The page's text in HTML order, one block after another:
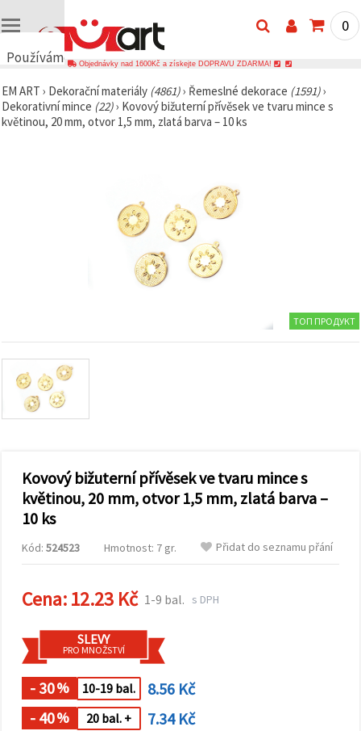
Používáme
🍪
Používáme
cookies a
zobrazovali
reklamu, a
pomocí
našich
marketing.
Můžete
souhlasit s
použitím
cookies
kliknutím
vše!" Nebo
můžete
preference v
Nastavení
výběrem
cookies a
kliknutím
na tlačítko
0
Objednávky nad 1600Kč a získejte DOPRAVU ZDARMA!
EM ART › Dekorační materiály (4861)› Řemeslné dekorace (1591)›
Dekorativní mince (22)› Kovový bižuterní přívěsek ve tvaru mince s
květinou, 20 mm, otvor 1,5 mm, zlatá barva – 10 ks
ТОП ПРОДУКТ
Kovový bižuterní přívěsek ve tvaru mince s
květinou, 20 mm, otvor 1,5 mm, zlatá barva –
10 ks
Kód: 524523 Hmotnost: 7 gr. Přidat do seznamu přání
Cena:12.23 Kč 1-9 bal. s DPH
SLEVY
PRO MNOŽSTVÍ
- 30% 10-19 bal.
8.56 Kč
- 40% 20 bal. + 7.34 Kč